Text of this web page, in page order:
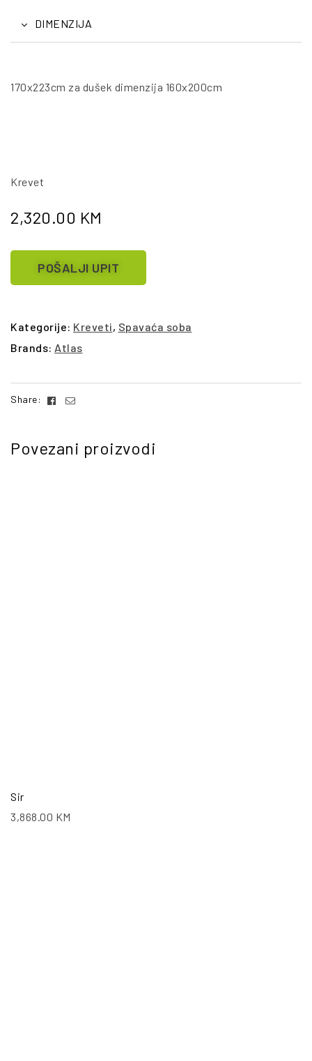
DIMENZIJA
170x223cm za dušek dimenzija 160x200cm
Krevet
2,320.00 KM
POŠALJI UPIT
Kategorije: Kreveti, Spavaća soba
Brands: Atlas
Share: Facebook
Email
Povezani proizvodi
Sir
3,868.00 KM